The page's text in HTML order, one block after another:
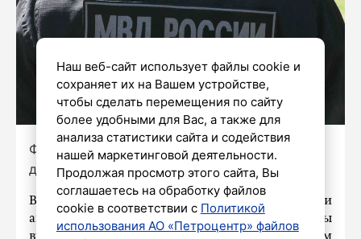
Фото: Александр Глуз / «Петербургский
дневник»
В Пушкине на Гусарской улице нашли
авиационную бомбу и артиллерийские снаряды
Наш веб-сайт использует файлы cookie и
сохраняет их на Вашем устройстве,
чтобы сделать перемещения по сайту
более удобными для Вас, а также для
анализа статистики сайта и содействия
нашей маркетинговой деятельности.
Продолжая просмотр этого сайта, Вы
соглашаетесь на обработку файлов
cookie в соответствии с Политикой
использования АО «Петроцентр» файлов